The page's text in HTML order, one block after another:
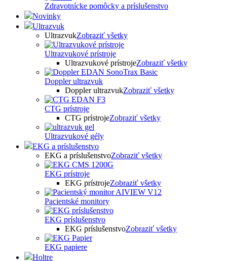
Zdravotnícke pomôcky a príslušenstvo
Novinky
Ultrazvuk
UltrazvukZobraziť všetky
Ultrazvukové prístroje
Ultrazvukové prístrojeZobraziť všetky
Doppler ultrazvuk
Doppler ultrazvukZobraziť všetky
CTG prístroje
CTG prístrojeZobraziť všetky
Ultrazvukové gély
EKG a príslušenstvo
EKG a príslušenstvoZobraziť všetky
EKG prístroje
EKG prístrojeZobraziť všetky
Pacientské monitory
EKG príslušenstvo
EKG príslušenstvoZobraziť všetky
EKG papiere
Holtre